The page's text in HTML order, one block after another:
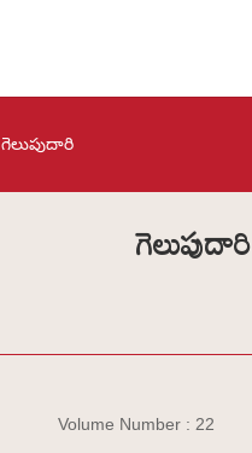
గెలుపుదారి
గెలుపుదారి
Volume Number : 22